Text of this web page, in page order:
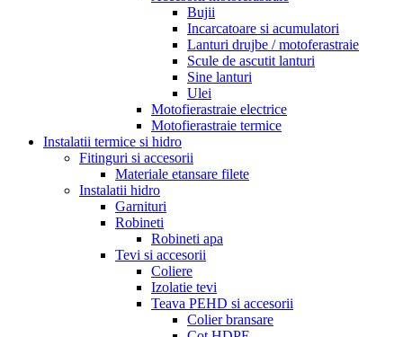
Bujii
Incarcatoare si acumulatori
Lanturi drujbe / motoferastraie
Scule de ascutit lanturi
Sine lanturi
Ulei
Motofierastraie electrice
Motofierastraie termice
Instalatii termice si hidro
Fitinguri si accesorii
Materiale etansare filete
Instalatii hidro
Garnituri
Robineti
Robineti apa
Tevi si accesorii
Coliere
Izolatie tevi
Teava PEHD si accesorii
Colier bransare